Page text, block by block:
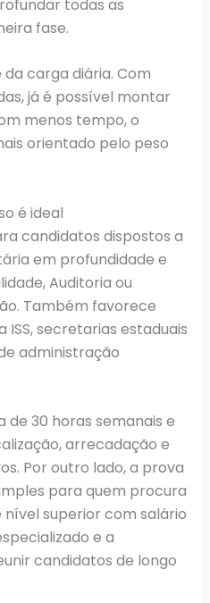
todas as
fase.
carga diária. Com
já é possível montar
menos tempo, o
orientado pelo peso
é ideal
candidatos dispostos a
em profundidade e
Auditoria ou
Também favorece
secretarias estaduais
administração
30 horas semanais e
arrecadação e
Por outro lado, a prova
para quem procura
superior com salário
e a
candidatos de longo